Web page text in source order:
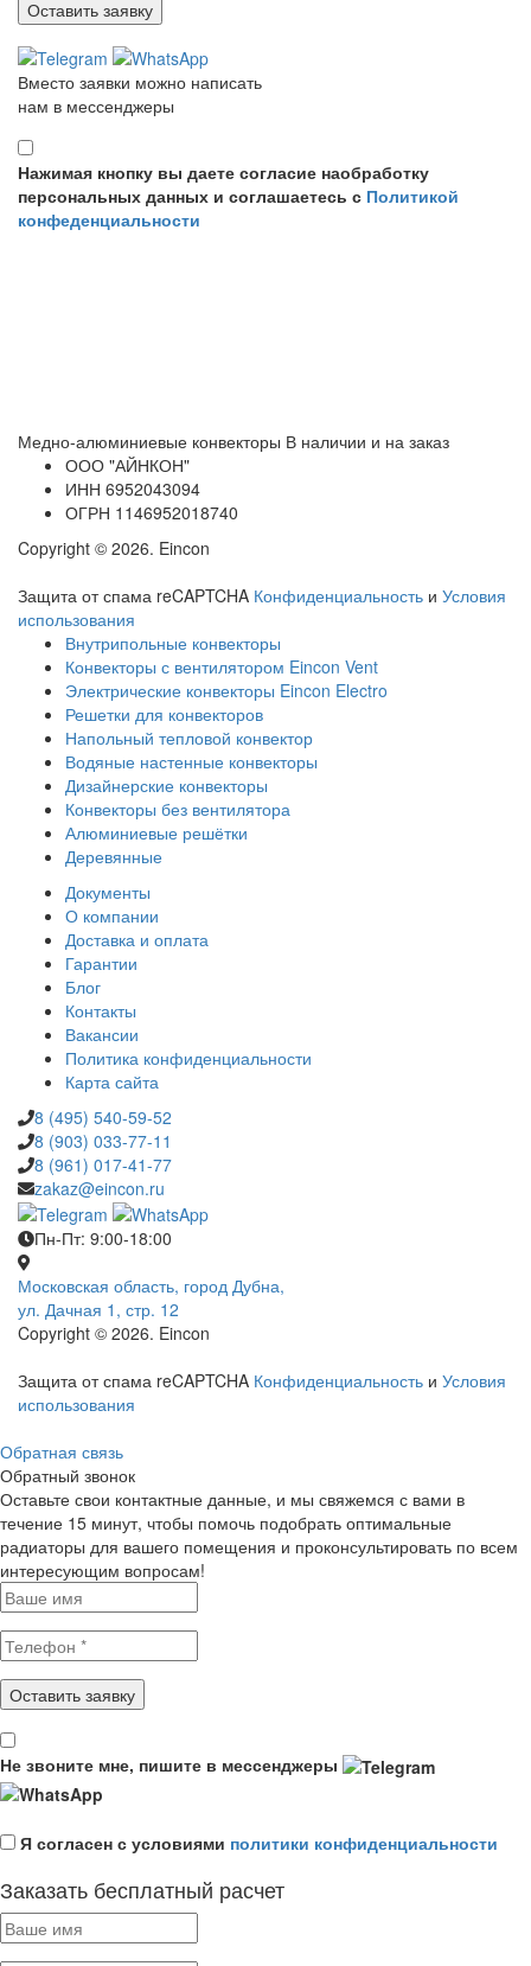
Вместо заявки можно написать
нам в мессенджеры
Нажимая кнопку вы даете согласие наобработку
персональных данных и соглашаетесь с Политикой
конфеденциальности
Медно-алюминиевые конвекторы В наличии и на заказ
ООО "АЙНКОН"
ИНН 6952043094
ОГРН 1146952018740
Copyright © 2026. Eincon
Защита от спама reCAPTCHA Конфиденциальность и Условия
использования
Внутрипольные конвекторы
Конвекторы с вентилятором Eincon Vent
Электрические конвекторы Eincon Electro
Решетки для конвекторов
Напольный тепловой конвектор
Водяные настенные конвекторы
Дизайнерские конвекторы
Конвекторы без вентилятора
Алюминиевые решётки
Деревянные
Документы
О компании
Доставка и оплата
Гарантии
Блог
Контакты
Вакансии
Политика конфиденциальности
Карта сайта
8 (495) 540-59-52
8 (903) 033-77-11
8 (961) 017-41-77
zakaz@eincon.ru
Пн-Пт: 9:00-18:00
Московская область, город Дубна,
ул. Дачная 1, стр. 12
Copyright © 2026. Eincon
Защита от спама reCAPTCHA Конфиденциальность и Условия
использования
Обратная связь
Обратный звонок
Оставьте свои контактные данные, и мы свяжемся с вами в
течение 15 минут, чтобы помочь подобрать оптимальные
радиаторы для вашего помещения и проконсультировать по всем
интересующим вопросам!
Не звоните мне, пишите в мессенджеры
Я согласен с условиями политики конфиденциальности
Заказать бесплатный расчет